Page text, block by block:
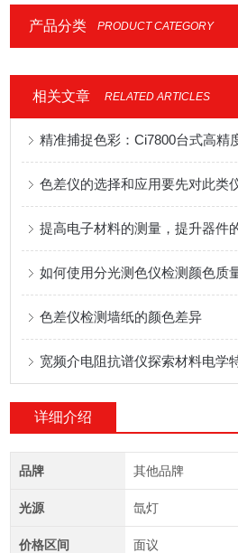
产品分类 PRODUCT CATEGORY
相关文章 RELATED ARTICLES
精准捕捉色彩：Ci7800台式高精
色差仪的选择和应用要先对此类
提高电子材料的测量，提升器件
如何使用分光测色仪检测颜色质
色差仪检测墙纸的颜色差异
宽频介电阻抗谱仪探索材料电学
详细介绍
品牌 其他品牌
光源 氙灯
价格区间 面议